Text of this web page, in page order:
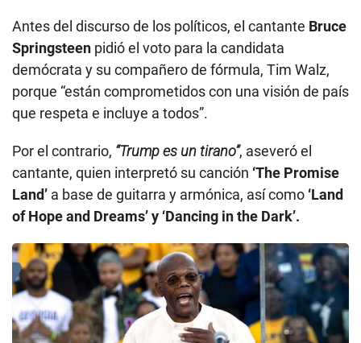
Antes del discurso de los políticos, el cantante Bruce
Springsteen pidió el voto para la candidata
demócrata y su compañero de fórmula, Tim Walz,
porque “están comprometidos con una visión de país
que respeta e incluye a todos”.
Por el contrario, “Trump es un tirano”, aseveró el
cantante, quien interpretó su canción ‘The Promise
Land’ a base de guitarra y armónica, así como ‘Land
of Hope and Dreams’ y ‘Dancing in the Dark’.